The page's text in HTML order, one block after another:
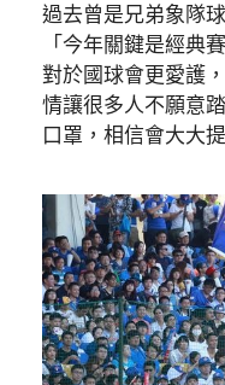
過去曾是兄弟象隊
「今年關鍵是經典
對於國球會更愛護
情讓很多人不願意
口罩，相信會大大